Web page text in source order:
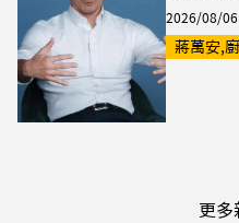
2026/08/06
蔣萬安,
更